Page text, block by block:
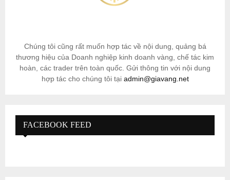
Chúng tôi cũng rất muốn hợp tác về nội dung, quảng bá
thương hiệu của Doanh nghiệp kinh doanh vàng, chế tác kim
hoàn, các trader trên toàn quốc. Gửi thông tin với nội dung
hợp tác cho chúng tôi tại admin@giavang.net
FACEBOOK FEED